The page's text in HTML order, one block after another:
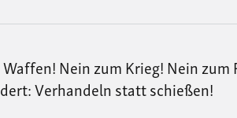
Nein zum Krieg! Nein
Verhandeln statt schießen!